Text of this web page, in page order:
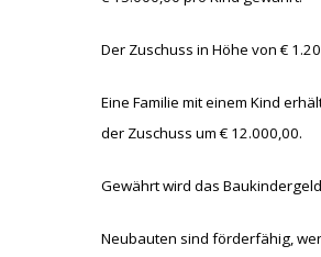
Der Zuschuss in Höhe von €
Eine Familie mit einem Kind
der Zuschuss um € 12.000,00.
Gewährt wird das
Neubauten sind förderfähig,